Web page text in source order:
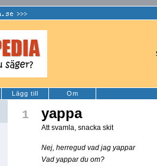
Lägg till Om
1 yappa
Att svamla, snacka skit
Nej, herregud vad jag yappar
Vad yappar du om?